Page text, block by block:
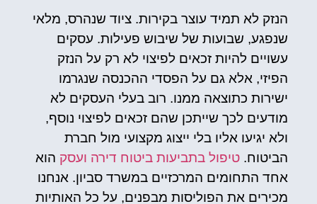
הנזק לא תמיד עוצר בקירות. ציוד שנהרס, מלאי
שנפגע, שבועות של שיבוש פעילות. עסקים
עשויים להיות זכאים לפיצוי לא רק על הנזק
הפיזי, אלא גם על הפסדי ההכנסה שנגרמו
ישירות כתוצאה ממנו. רוב בעלי העסקים לא
מודעים לכך שייתכן שהם זכאים לפיצוי נוסף,
ולא יגיעו אליו בלי ייצוג מקצועי מול חברת
הביטוח. טיפול בתביעות ביטוח דירה ועסק הוא
אחד התחומים המרכזיים במשרד סביון. אנחנו
מכירים את הפוליסות מבפנים, על כל האותיות